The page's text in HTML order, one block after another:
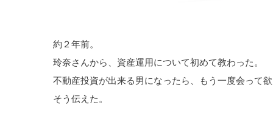
約２年前。
玲奈さんから、資産運用について初めて教わった。
不動産投資が出来る男になったら、もう一度会って
そう伝えた。